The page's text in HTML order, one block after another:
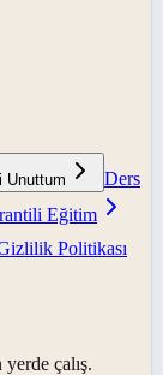
Unuttum
Ders
Eğitim
Politikası
çalış.